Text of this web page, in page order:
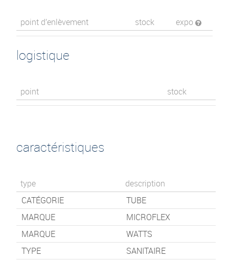
point d’enlèvement stock expo
logistique
point stock
caractéristiques
type
description
CATÉGORIE
TUBE
MARQUE
MICROFLEX
MARQUE
WATTS
TYPE
SANITAIRE